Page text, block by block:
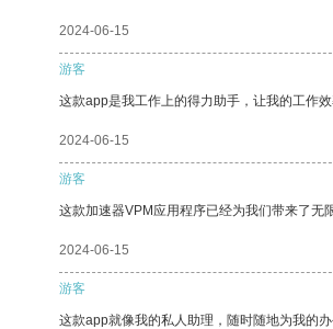
2024-06-15
游客
这款app是我工作上的得力助手，让我的工作
2024-06-15
游客
这款加速器VPM应用程序已经为我们带来了无
2024-06-15
游客
这款app就像我的私人助理，随时随地为我的